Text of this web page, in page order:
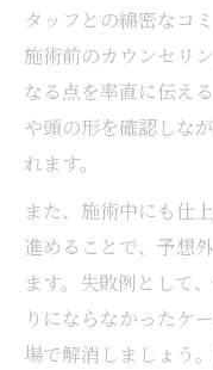
タッフとの綿密なコ
施術前のカウンセリ
なる点を率直に伝え
や頭の形を確認しな
れます。
また、施術中にも仕
進めることで、予想
ます。失敗例として
りにならなかったケ
場で解消しましょう